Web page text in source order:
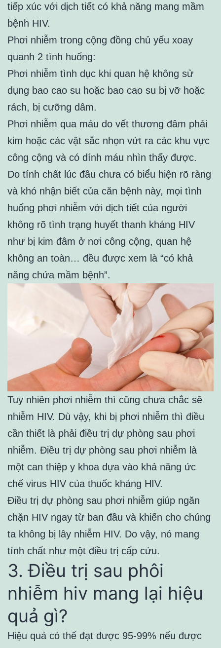
tiếp xúc với dịch tiết có khả năng mang mầm
bệnh HIV.
Phơi nhiễm trong cộng đồng chủ yếu xoay
quanh 2 tình huống:
Phơi nhiễm tình dục khi quan hệ không sử
dụng bao cao su hoặc bao cao su bị vỡ hoặc
rách, bị cưỡng dâm.
Phơi nhiễm qua máu do vết thương đâm phải
kim hoặc các vật sắc nhọn vứt ra các khu vực
công cộng và có dính máu nhìn thấy được.
Do tính chất lúc đầu chưa có biểu hiện rõ ràng
và khó nhận biết của căn bệnh này, mọi tình
huống phơi nhiễm với dịch tiết của người
không rõ tình trạng huyết thanh kháng HIV
như bị kim đâm ở nơi công cộng, quan hệ
không an toàn… đều được xem là “có khả
năng chứa mầm bệnh”.
Tuy nhiên phơi nhiễm thì cũng chưa chắc sẽ
nhiễm HIV. Dù vậy, khi bị phơi nhiễm thì điều
cần thiết là phải điều trị dự phòng sau phơi
nhiễm. Điều trị dự phòng sau phơi nhiễm là
một can thiệp y khoa dựa vào khả năng ức
chế virus HIV của thuốc kháng HIV.
Điều trị dự phòng sau phơi nhiễm giúp ngăn
chặn HIV ngay từ ban đầu và khiến cho chúng
ta không bị lây nhiễm HIV. Do vậy, nó mang
tính chất như một điều trị cấp cứu.
3. Điều trị sau phôi
nhiễm hiv mang lại hiệu
quả gì?
Hiệu quả có thể đạt được 95-99% nếu được